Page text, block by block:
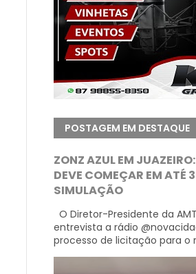
POSTAGEM EM DESTAQUE
ZONZ AZUL EM
DEVE COMEÇAR EM ATÉ
SIMULAÇÃO
O Diretor-Presidente da
entrevista a rádio
processo de licitação para o